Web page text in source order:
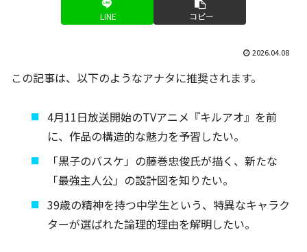
LINE コピー
2026.04.08
この記事は、以下のようなアナタに推奨されます。
4月11日放送開始のTVアニメ『キルアオ』を前
に、作品の構造的な魅力を予習したい。
「黒子のバスケ」の藤巻忠俊氏が描く、新たな
「最強主人公」の設計図を知りたい。
39歳の精神を持つ中学生という、特異なキャラク
ターが選ばれた論理的理由を解明したい。